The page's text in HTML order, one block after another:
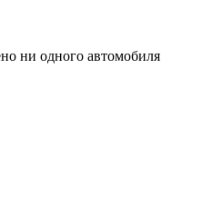
ни одного автомобиля